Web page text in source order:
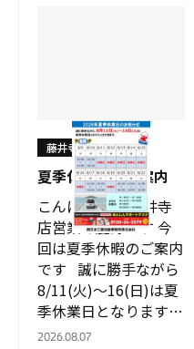
夏季休業日のご案内
藤井寺店
こんにちは！ 藤井寺
店営業の鹿野です 今
回は夏季休暇のご案内
です 誠に勝手ながら
8/11(火)～16(日)は夏
季休業日となります。
お車の事故や故障等で
2026.08.07